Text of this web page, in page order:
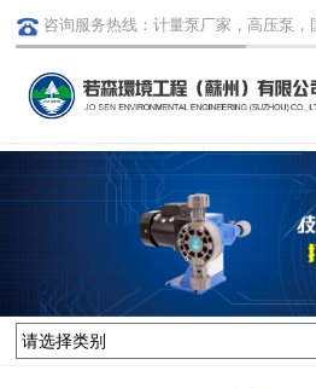
咨询服务热线：计量泵厂家，高压泵，